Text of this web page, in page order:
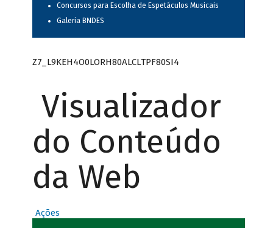
Concursos para Escolha de Espetáculos Musicais
Galeria BNDES
Z7_L9KEH4O0LORH80ALCLTPF80SI4
Visualizador
do Conteúdo
da Web
Ações